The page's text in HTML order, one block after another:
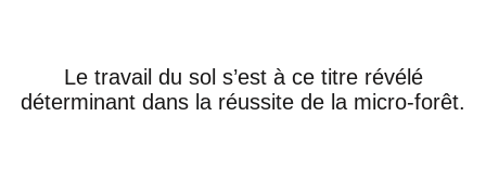
Le travail du sol s’est à ce titre révélé
déterminant dans la réussite de la micro-forêt.